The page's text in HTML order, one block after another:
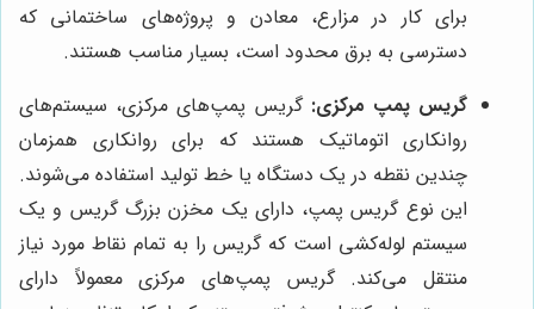
برای کار در مزارع، معادن و پروژه‌های ساختمانی که
دسترسی به برق محدود است، بسیار مناسب هستند.
گریس پمپ مرکزی: گریس پمپ‌های مرکزی، سیستم‌های
روانکاری اتوماتیک هستند که برای روانکاری همزمان
چندین نقطه در یک دستگاه یا خط تولید استفاده می‌شوند.
این نوع گریس پمپ، دارای یک مخزن بزرگ گریس و یک
سیستم لوله‌کشی است که گریس را به تمام نقاط مورد نیاز
منتقل می‌کند. گریس پمپ‌های مرکزی معمولاً دارای